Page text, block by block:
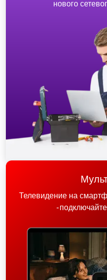
нового
Телевидение на
-